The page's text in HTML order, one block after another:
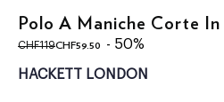
Polo A Maniche Corte
CHF119
original price CHF119
CHF59.50
current price CHF59.50
- 50%
HACKETT LONDON